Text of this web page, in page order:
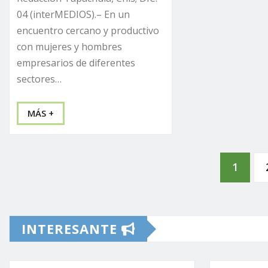
04 (interMEDIOS).– En un
encuentro cercano y productivo
con mujeres y hombres
empresarios de diferentes
sectores…
MÁS +
entradas
1
INTERESANTE